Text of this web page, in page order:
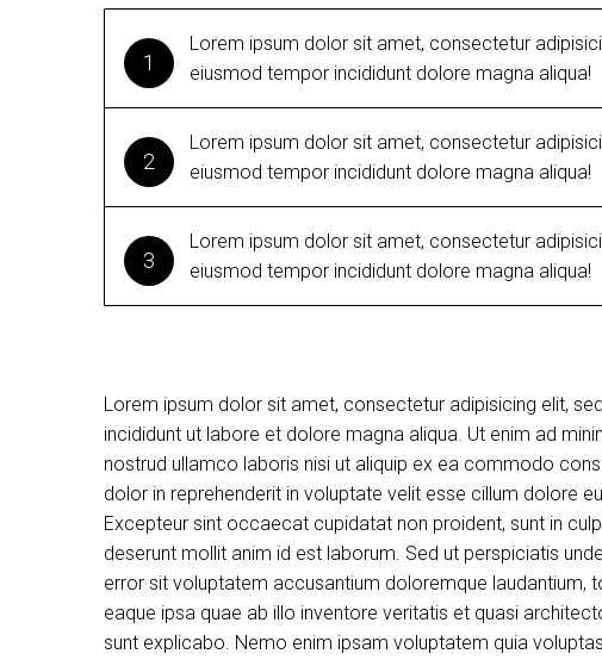
1
Lorem ipsum dolor sit amet, consectetur
eiusmod tempor incididunt dolore magna aliqua!
2
Lorem ipsum dolor sit amet, consectetur
eiusmod tempor incididunt dolore magna aliqua!
3
Lorem ipsum dolor sit amet, consectetur
eiusmod tempor incididunt dolore magna aliqua!
Lorem ipsum dolor sit amet, consectetur adipisicing elit,
incididunt ut labore et dolore magna aliqua. Ut enim ad
nostrud ullamco laboris nisi ut aliquip ex ea commodo
dolor in reprehenderit in voluptate velit esse cillum dolore
Excepteur sint occaecat cupidatat non proident, sunt in
deserunt mollit anim id est laborum. Sed ut perspiciatis
error sit voluptatem accusantium doloremque laudantium,
eaque ipsa quae ab illo inventore veritatis et quasi
sunt explicabo. Nemo enim ipsam voluptatem quia